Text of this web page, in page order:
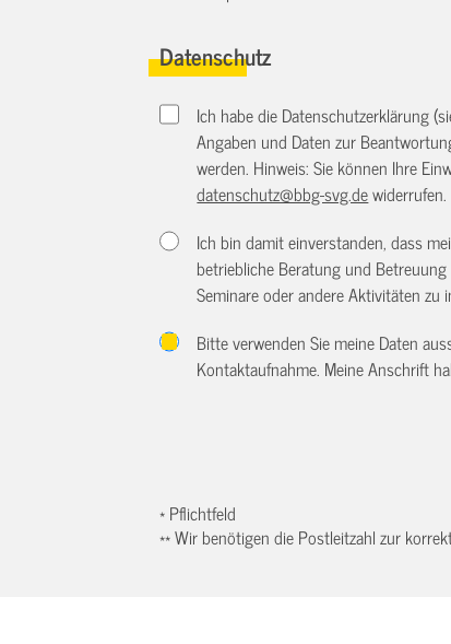
Datenschutz
Ich habe die Datenschutzerklärung
Angaben und Daten zur
werden. Hinweis: Sie können Ihre
datenschutz@bbg-svg.dewiderrufen.
Ich bin damit einverstanden, dass
betriebliche Beratung und
Seminare oder andere Aktivitäten zu
Bitte verwenden Sie meine Daten
Kontaktaufnahme. Meine Anschrift
* Pflichtfeld
** Wir benötigen die Postleitzahl zur